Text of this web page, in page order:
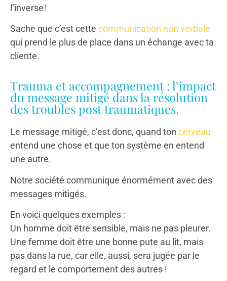
l’inverse !
Sache que c’est cette communication non verbale
qui prend le plus de place dans un échange avec ta
cliente.
Trauma et accompagnement : l’impact
du message mitigé dans la résolution
des troubles post traumatiques.
Le message mitigé, c’est donc, quand ton cerveau
entend une chose et que ton système en entend
une autre.
Notre société communique énormément avec des
messages mitigés.
En voici quelques exemples :
Un homme doit être sensible, mais ne pas pleurer.
Une femme doit être une bonne pute au lit, mais
pas dans la rue, car elle, aussi, sera jugée par le
regard et le comportement des autres !